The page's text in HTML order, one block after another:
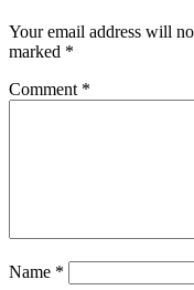
Your email address will
marked *
Comment *
Name *